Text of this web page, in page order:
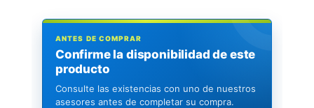
ANTES DE COMPRAR
Confirme la disponibilidad de este
producto
Consulte las existencias con uno de nuestros
asesores antes de completar su compra.